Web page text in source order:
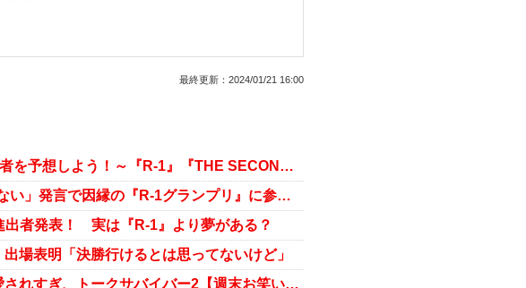
最終更新： 2024/01/21 16:00
お正月！2024年の賞レース決勝進出者を予想しよう！～『R-1』『THE SECOND』～【週末お笑い雑話】
ウエストランド・井口浩之が「夢がない」発言で因縁の『R-1グランプリ』に参戦表明！
出者発表！ 実は『R-1』より夢がある？
場表明「決勝行けるとは思ってないけど」
『R-1』年齢制限撤廃、すがちゃん愛されすぎ、トークサバイバー2【週末お笑い雑話】